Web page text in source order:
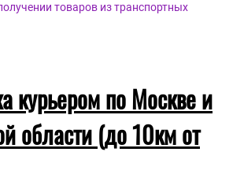
товаров из транспортных
курьером по Москве и
области (до 10км от